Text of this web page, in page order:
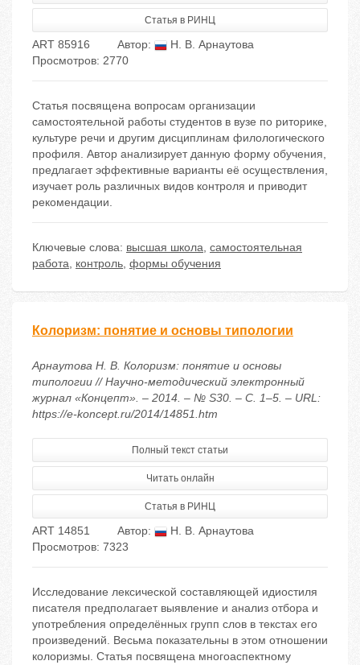
Статья в РИНЦ
ART 85916 Автор:
Н. В. Арнаутова
Просмотров: 2770
Статья посвящена вопросам организации
самостоятельной работы студентов в вузе по риторике,
культуре речи и другим дисциплинам филологического
профиля. Автор анализирует данную форму обучения,
предлагает эффективные варианты её осуществления,
изучает роль различных видов контроля и приводит
рекомендации.
Ключевые слова: высшая школа, самостоятельная
работа, контроль, формы обучения
Колоризм: понятие и основы типологии
Арнаутова Н. В. Колоризм: понятие и основы
типологии // Научно-методический электронный
журнал «Концепт». – 2014. – № S30. – С. 1–5. – URL:
https://e-koncept.ru/2014/14851.htm
Полный текст статьи
Читать онлайн
Статья в РИНЦ
ART 14851 Автор:
Н. В. Арнаутова
Просмотров: 7323
Исследование лексической составляющей идиостиля
писателя предполагает выявление и анализ отбора и
употребления определённых групп слов в текстах его
произведений. Весьма показательны в этом отношении
колоризмы. Статья посвящена многоаспектному